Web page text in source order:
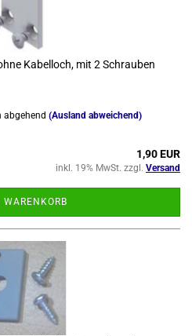
Ka­bel­loch, mit 2 Schrau­ben
abgehend (Ausland abweichend)
1,90 EUR
inkl. 19% MwSt. zzgl. Versand
WARENKORB